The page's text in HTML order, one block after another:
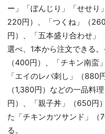
ー」「ぼんじり」「せせり
220円）、「つくね」（
円）、「五本盛り合わせ」
選べ、1本から注文できる
（400円）、「チキン南
「エイのレバ刺し」（880
（1,380円）などの一品料
円）、「親子丼」（650円
た「チキンカツサンド」（
る。